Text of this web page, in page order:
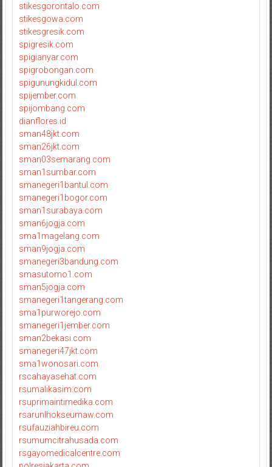
stikesgorontalo.com
stikesgowa.com
stikesgresik.com
spigresik.com
spigianyar.com
spigrobongan.com
spigunungkidul.com
spijember.com
spijombang.com
dianflores.id
sman48jkt.com
sman26jkt.com
sman03semarang.com
sman1sumbar.com
smanegeri1bantul.com
smanegeri1bogor.com
sman1surabaya.com
sman6jogja.com
sma1magelang.com
sman9jogja.com
smanegeri3bandung.com
smasutomo1.com
sman5jogja.com
smanegeri1tangerang.com
sma1purworejo.com
smanegeri1jember.com
sman2bekasi.com
smanegeri47jkt.com
sma1wonosari.com
rscahayasehat.com
rsumalikasim.com
rsuprimaintimedika.com
rsarunlhokseumaw.com
rsufauziahbireu.com
rsumumcitrahusada.com
rsgayomedicalcentre.com